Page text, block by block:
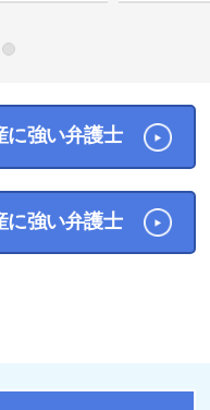
に強い弁護士
に強い弁護士